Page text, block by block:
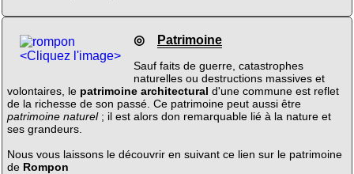
<Cliquez l'image>
◎ Patrimoine
Sauf faits de guerre, catastrophes
naturelles ou destructions massives et
volontaires, le patrimoine architectural d'une commune est reflet
de la richesse de son passé. Ce patrimoine peut aussi être
patrimoine naturel; il est alors don remarquable lié à la nature et
ses grandeurs.
Nous vous laissons le découvrir en suivant ce lien sur le patrimoine
de Rompon